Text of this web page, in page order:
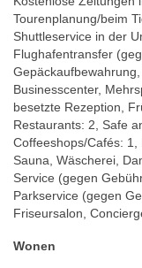
Tourenplanung/beim
Shuttleservice in der
Flughafentransfer
Businesscenter,
besetzte Rezeption,
Restaurants: 2, Safe
Coffeeshops/Cafés: 1,
Sauna, Wäscherei,
Service (gegen
Parkservice (gegen
Friseursalon,
Wonen